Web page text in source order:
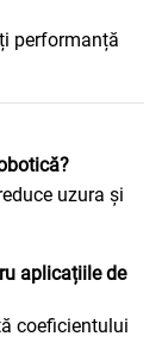
performanță
uzura și
aplicațiile de
coeficientului